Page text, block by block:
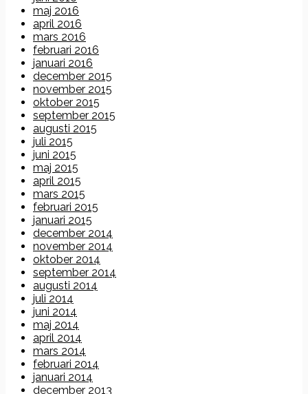
maj 2016
april 2016
mars 2016
februari 2016
januari 2016
december 2015
november 2015
oktober 2015
september 2015
augusti 2015
juli 2015
juni 2015
maj 2015
april 2015
mars 2015
februari 2015
januari 2015
december 2014
november 2014
oktober 2014
september 2014
augusti 2014
juli 2014
juni 2014
maj 2014
april 2014
mars 2014
februari 2014
januari 2014
december 2013